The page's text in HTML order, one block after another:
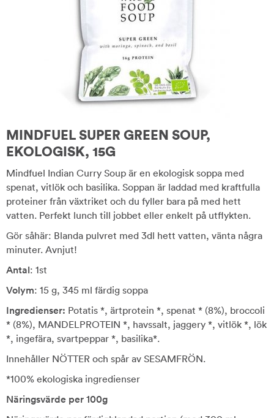
MINDFUEL SUPER GREEN SOUP,
EKOLOGISK, 15G
Mindfuel Indian Curry Soup är en ekologisk soppa med
spenat, vitlök och basilika. Soppan är laddad med kraftfulla
proteiner från växtriket och du fyller bara på med hett
vatten. Perfekt lunch till jobbet eller enkelt på utflykten.
Gör såhär: Blanda pulvret med 3dl hett vatten, vänta några
minuter. Avnjut!
Antal: 1st
Volym: 15 g, 345 ml färdig soppa
Ingredienser: Potatis *, ärtprotein *, spenat * (8%), broccoli
* (8%), MANDELPROTEIN *, havssalt, jaggery *, vitlök *, lök
*, ingefära, svartpeppar *, basilika*.
Innehåller NÖTTER och spår av SESAMFRÖN.
*100% ekologiska ingredienser
Näringsvärde per 100g